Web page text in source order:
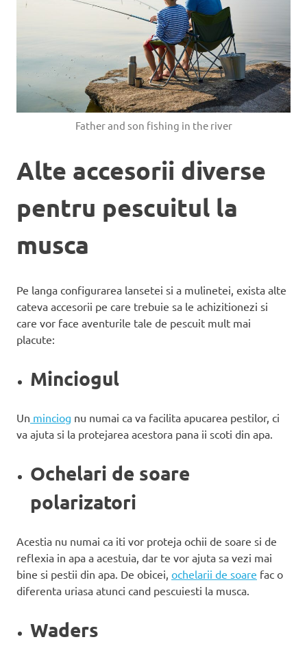
Father and son fishing in the river
Alte accesorii diverse
pentru pescuitul la
musca
Pe langa configurarea lansetei si a mulinetei, exista alte
cateva accesorii pe care trebuie sa le achizitionezi si
care vor face aventurile tale de pescuit mult mai
placute:
Minciogul
Un minciog nu numai ca va facilita apucarea pestilor, ci
va ajuta si la protejarea acestora pana ii scoti din apa.
Ochelari de soare
polarizatori
Acestia nu numai ca iti vor proteja ochii de soare si de
reflexia in apa a acestuia, dar te vor ajuta sa vezi mai
bine si pestii din apa. De obicei, ochelarii de soare fac o
diferenta uriasa atunci cand pescuiesti la musca.
Waders